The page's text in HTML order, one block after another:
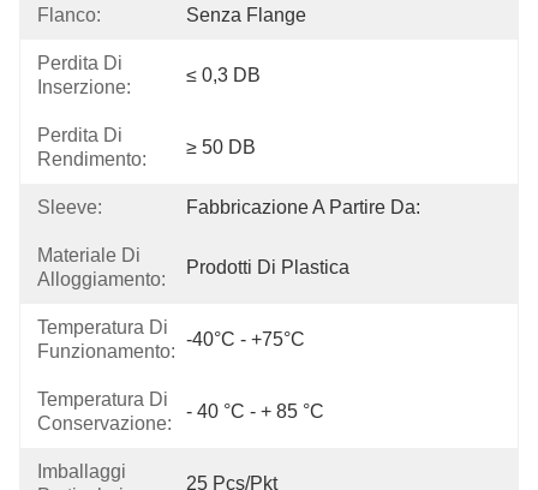
Flanco: Senza Flange
Perdita Di
Inserzione:
≤ 0,3 DB
Perdita Di
Rendimento:
≥ 50 DB
Sleeve: Fabbricazione A Partire Da:
Materiale Di
Alloggiamento:
Prodotti Di Plastica
Temperatura Di
Funzionamento:
-40°C - +75°C
Temperatura Di
Conservazione:
- 40 °C - + 85 °C
Imballaggi
25 Pcs/Pkt